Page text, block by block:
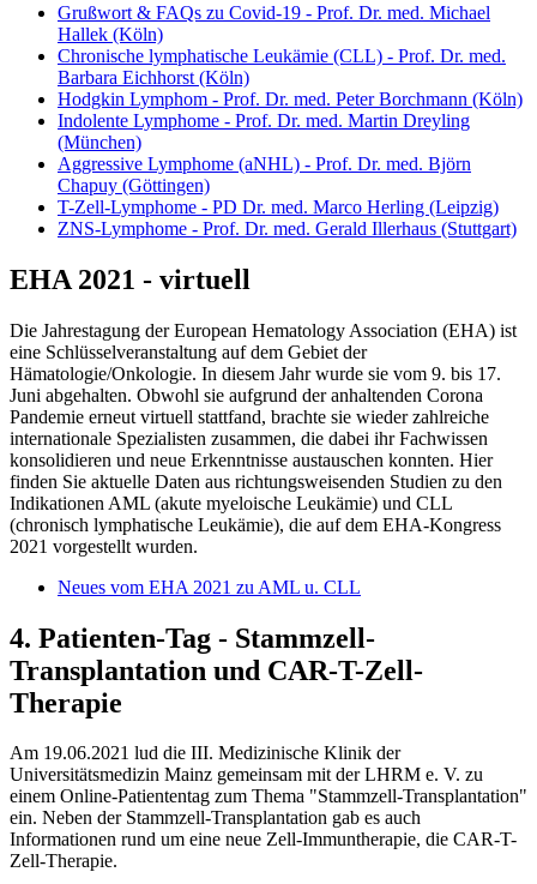
Grußwort & FAQs zu Covid-19 - Prof. Dr. med. Michael
Hallek (Köln)
Chronische lymphatische Leukämie (CLL) - Prof. Dr. med.
Barbara Eichhorst (Köln)
Hodgkin Lymphom - Prof. Dr. med. Peter Borchmann (Köln)
Indolente Lymphome - Prof. Dr. med. Martin Dreyling
(München)
Aggressive Lymphome (aNHL) - Prof. Dr. med. Björn
Chapuy (Göttingen)
T-Zell-Lymphome - PD Dr. med. Marco Herling (Leipzig)
ZNS-Lymphome - Prof. Dr. med. Gerald Illerhaus (Stuttgart)
EHA 2021 - virtuell
Die Jahrestagung der European Hematology Association (EHA) ist
eine Schlüsselveranstaltung auf dem Gebiet der
Hämatologie/Onkologie. In diesem Jahr wurde sie vom 9. bis 17.
Juni abgehalten. Obwohl sie aufgrund der anhaltenden Corona
Pandemie erneut virtuell stattfand, brachte sie wieder zahlreiche
internationale Spezialisten zusammen, die dabei ihr Fachwissen
konsolidieren und neue Erkenntnisse austauschen konnten. Hier
finden Sie aktuelle Daten aus richtungsweisenden Studien zu den
Indikationen AML (akute myeloische Leukämie) und CLL
(chronisch lymphatische Leukämie), die auf dem EHA-Kongress
2021 vorgestellt wurden.
Neues vom EHA 2021 zu AML u. CLL
4. Patienten-Tag - Stammzell-
Transplantation und CAR-T-Zell-
Therapie
Am 19.06.2021 lud die III. Medizinische Klinik der
Universitätsmedizin Mainz gemeinsam mit der LHRM e. V. zu
einem Online-Patiententag zum Thema "Stammzell-Transplantation"
ein. Neben der Stammzell-Transplantation gab es auch
Informationen rund um eine neue Zell-Immuntherapie, die CAR-T-
Zell-Therapie.